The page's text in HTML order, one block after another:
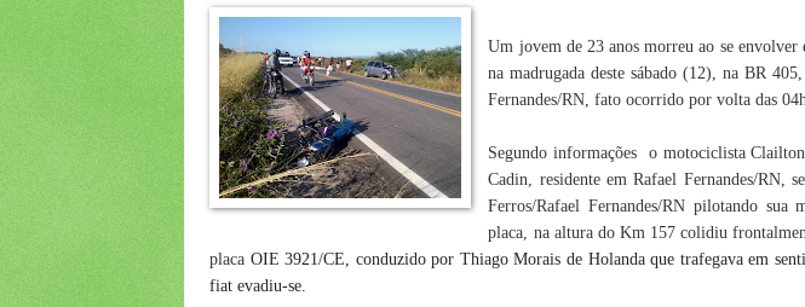
Um jovem de 23 anos morreu ao se
na madrugada deste sábado (12), na BR
Fernandes/RN, fato ocorrido por volta das
Segundo informações o motociclista
Cadin, residente em Rafael Fernandes/RN,
Ferros/Rafael Fernandes/RN pilotando
placa, na altura do Km 157 colidiu
placa OIE 3921/CE, conduzido por Thiago Morais de Holanda que trafegava em
fiat evadiu-se.